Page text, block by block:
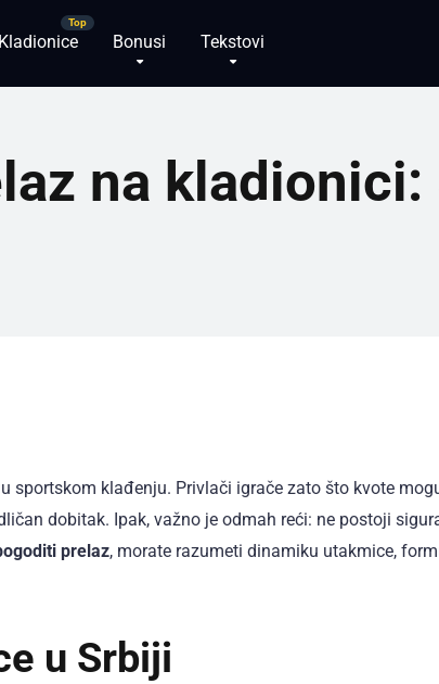
Kladionice Bonusi Tekstovi
na
sportskom klađenju. Privlači igrače zato što kvote
dobitak. Ipak, važno je odmah reći: ne postoji
prelaz, morate razumeti dinamiku utakmice,
u Srbiji